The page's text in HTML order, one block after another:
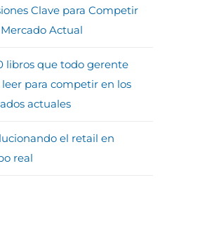
Clave para Competir
Actual
libros que todo gerente
para competir en los
actuales
el retail en
real